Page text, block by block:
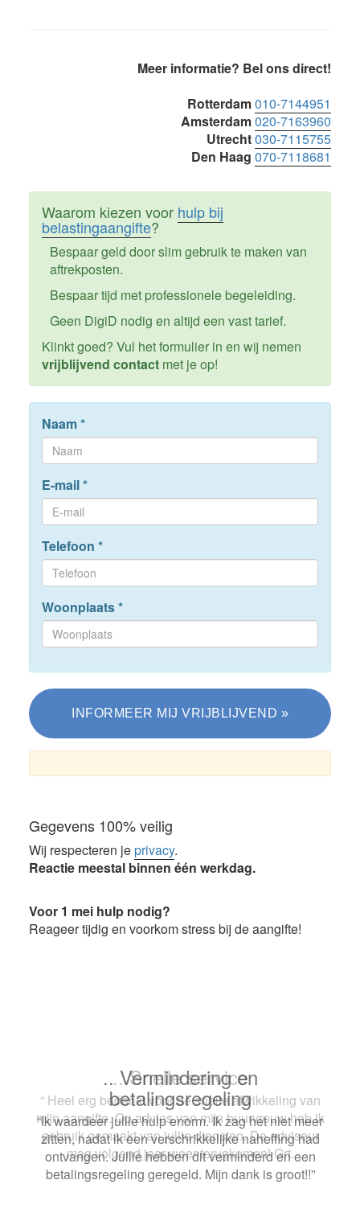
Meer informatie? Bel ons direct!
Rotterdam010-7144951
Amsterdam020-7163960
Utrecht030-7115755
Den Haag 070-7118681
Waarom kiezen voor hulp bij
belastingaangifte?
Bespaar geld door slim gebruik te maken van
aftrekposten.
Bespaar tijd met professionele begeleiding.
Geen DigiD nodig en altijd een vast tarief.
Klinkt goed? Vul het formulier in en wij nemen
vrijblijvend contactmet je op!
Naam*
E-mail*
Telefoon *
Woonplaats*
Gegevens 100% veilig
Wij respecteren jeprivacy.
Reactie meestal binnen één werkdag.
Voor 1 mei hulp nodig?
Reageer tijdig en voorkom stress bij de aangifte!
.. Snelle service
“ Heel erg bedankt voor de snelle afwikkeling van
mijn aangifte. Op advies van mijn buurvrouw heb ik
gebruik gemaakt van jullie diensten. De adviseur
mag volgend jaar weer terugkomen! Grt.